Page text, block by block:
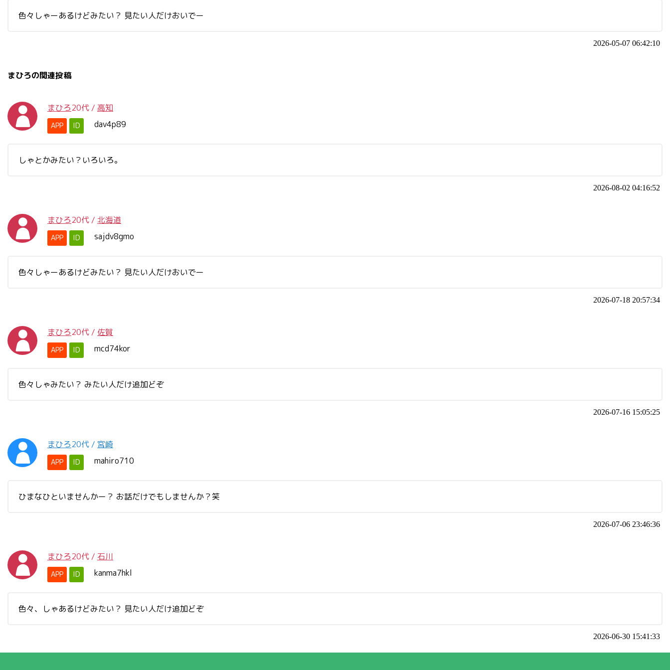
色々しゃーあるけどみたい？ 見たい人だけおいでー
2026-05-07 06:42:10
まひろの関連投稿
まひろ20代 / 高知
APP ID dav4p89
しゃとかみたい？いろいろ。
2026-08-02 04:16:52
まひろ20代 / 北海道
APP ID sajdv8gmo
色々しゃーあるけどみたい？ 見たい人だけおいでー
2026-07-18 20:57:34
まひろ20代 / 佐賀
APP ID mcd74kor
色々しゃみたい？ みたい人だけ追加どぞ
2026-07-16 15:05:25
まひろ20代 / 宮崎
APP ID mahiro710
ひまなひといませんかー？ お話だけでもしませんか？笑
2026-07-06 23:46:36
まひろ20代 / 石川
APP ID kanma7hkl
色々、しゃあるけどみたい？ 見たい人だけ追加どぞ
2026-06-30 15:41:33